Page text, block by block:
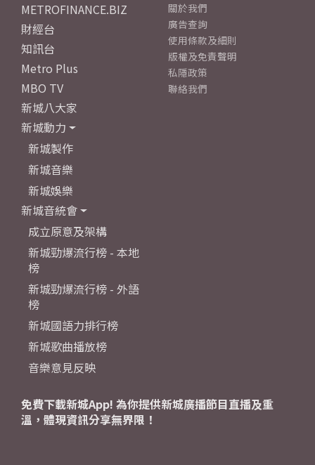
METROFINANCE.BIZ
財經台
知訊台
Metro Plus
MBO TV
新城八大家
新城動力
新城製作
新城音樂
新城娛樂
新城音統會
成立原意及架構
新城勁爆流行榜 - 本地
榜
新城勁爆流行榜 - 外語
榜
新城國語力排行榜
新城歌曲播放榜
音樂意見反映
關於我們
廣告查詢
使用條款及細則
版權及免責聲明
私隱政策
聯絡我們
免費下載新城App! 為你提供新城廣播節目直播及重
溫，體現資訊分享無界限！